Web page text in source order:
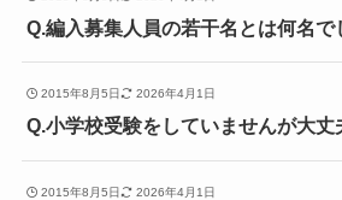
Q.編入募集人員の若干名とは何名で
2015年8月5日 2026年4月1日
Q.小学校受験をしていませんが大丈
2015年8月5日 2026年4月1日